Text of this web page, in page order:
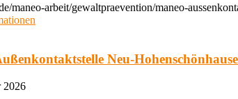
maneo-arbeit/gewaltpraevention/maneo-
Neu-
2026